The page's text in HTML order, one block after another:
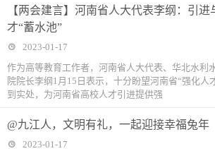
【两会建言】河南省人大代表李纲：引进
才“蓄水池”
2023-01-17
作为高等教育工作者，河南省人大代表、华北水利
院院长李纲1月15日表示，十分盼望河南省“强化人
到实处，为河南省高校人才引进提供强
@九江人，文明有礼，一起迎接幸福兔年
2023-01-17